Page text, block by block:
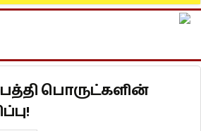
பொருட்களின்